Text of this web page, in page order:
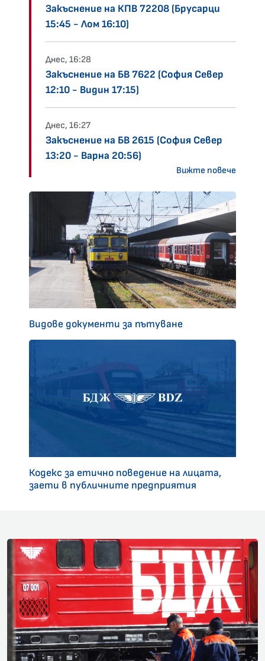
Закъснение на КПВ 72208 (Брусарци
15:45 - Лом 16:10)
Днес, 16:28
Закъснение на БВ 7622 (София Север
12:10 - Видин 17:15)
Днес, 16:27
Закъснение на БВ 2615 (София Север
13:20 - Варна 20:56)
Вижте повече
Видове документи за пътуване
Кодекс за етично поведение на лицата,
заети в публичните предприятия